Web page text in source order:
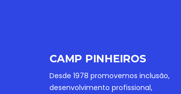
CAMP PINHEIROS
Desde 1978 promovemos inclusão,
desenvolvimento profissional,